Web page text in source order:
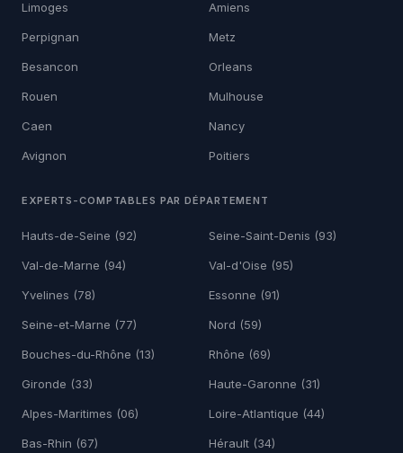
Limoges Amiens
Perpignan Metz
Besancon Orleans
Rouen Mulhouse
Caen Nancy
Avignon Poitiers
EXPERTS-COMPTABLES PAR DÉPARTEMENT
Hauts-de-Seine (92) Seine-Saint-Denis (93)
Val-de-Marne (94) Val-d'Oise (95)
Yvelines (78) Essonne (91)
Seine-et-Marne (77) Nord (59)
Bouches-du-Rhône (13) Rhône (69)
Gironde (33) Haute-Garonne (31)
Alpes-Maritimes (06) Loire-Atlantique (44)
Bas-Rhin (67) Hérault (34)